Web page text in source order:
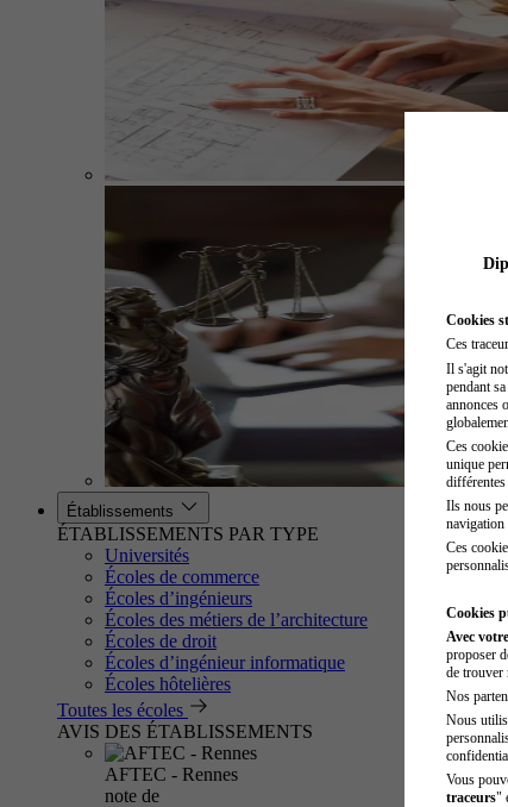
Établissements
ÉTABLISSEMENTS PAR TYPE
Universités
Écoles de commerce
Écoles d’ingénieurs
Écoles des métiers de l’architecture
Écoles de droit
Écoles d’ingénieur informatique
Écoles hôtelières
Toutes les écoles
AVIS DES ÉTABLISSEMENTS
AFTEC - Rennes
note de
Cookies
Ces
Il s'agit
pendant
annonces
Ces
unique
différentes
Ils nous
navigation
Ces
Cookies
Avec
proposer
de trouver
Nos
Nous
Vous
traceurs"